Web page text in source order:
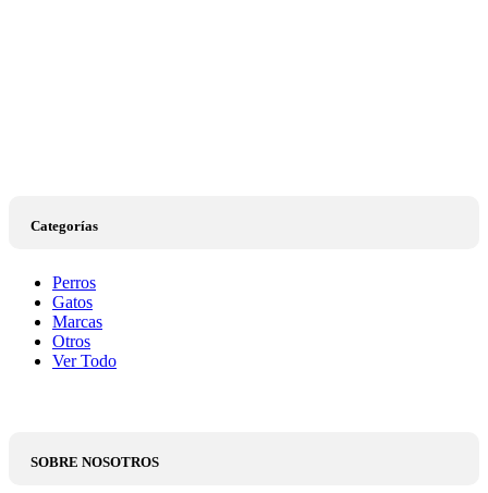
Categorías
Perros
Gatos
Marcas
Otros
Ver Todo
SOBRE NOSOTROS